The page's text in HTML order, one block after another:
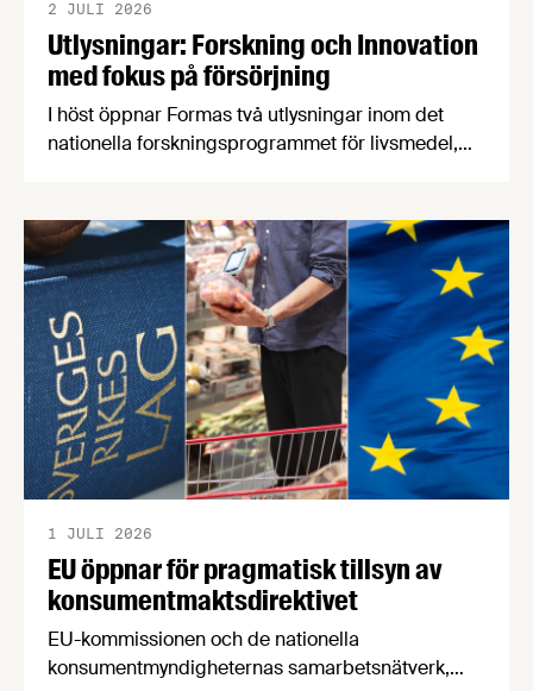
Utlysningar: Forskning och Innovation
med fokus på försörjning
2 JULI 2026
I höst öppnar Formas två utlysningar inom det
nationella forskningsprogrammet för livsmedel,
en motståndskraftig livsmedelsförsörjning", och
båda syftar till att bana väg för innovationer som
stärker Sveriges livsmedelsförsörjning.
EU öppnar för pragmatisk tillsyn av
konsumentmaktsdirektivet
1 JULI 2026
EU-kommissionen och de nationella
konsumentmyndigheternas samarbetsnätverk,